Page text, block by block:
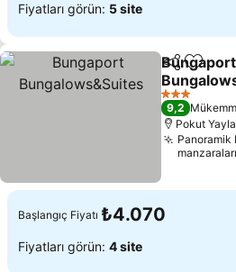
Fiyatları görün: 5 site
Paylaş
Bungaport
3 Yıldız
9,2
Pokut
Panoramik
manzaraları
Başlangıç Fiyatı ₺4.070
Fiyatları görün: 4 site